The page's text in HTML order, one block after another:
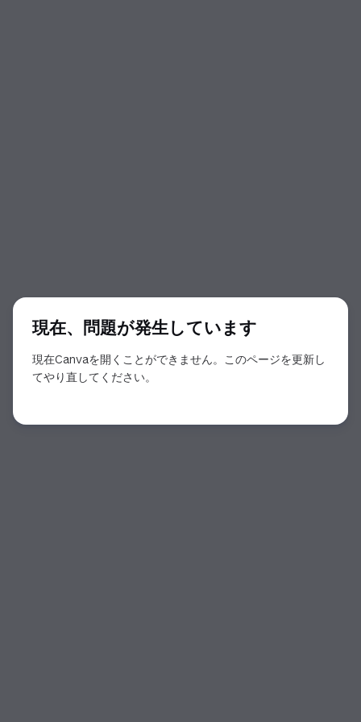
現在、問題が発生しています
現在Canvaを開くことができません。このページを更新し
てやり直してください。